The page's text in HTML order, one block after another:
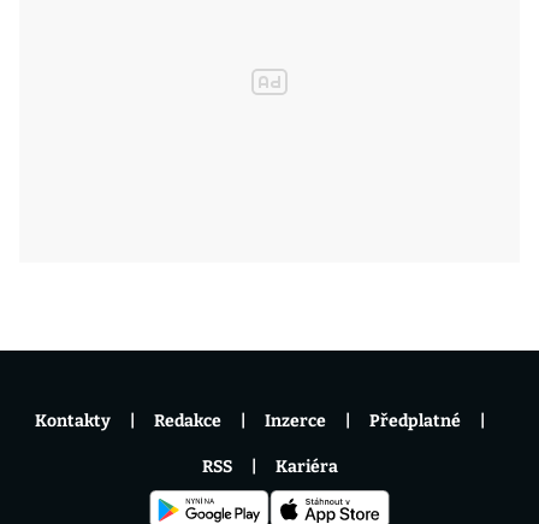
Kontakty Redakce Inzerce Předplatné
RSS Kariéra